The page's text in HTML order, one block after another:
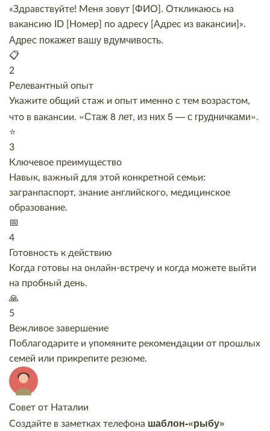
«Здравствуйте! Меня зовут [ФИО]. Откликаюсь на
вакансию ID [Номер] по адресу [Адрес из вакансии]».
Адрес покажет вашу вдумчивость.
📋
2
Релевантный опыт
Укажите общий стаж и опыт именно с тем возрастом,
что в вакансии. «Стаж 8 лет, из них 5 — с грудничками».
⭐
3
Ключевое преимущество
Навык, важный для этой конкретной семьи:
загранпаспорт, знание английского, медицинское
образование.
📅
4
Готовность к действию
Когда готовы на онлайн-встречу и когда можете выйти
на пробный день.
🙏
5
Вежливое завершение
Поблагодарите и упомяните рекомендации от прошлых
семей или прикрепите резюме.
Совет от Наталии
Создайте в заметках телефона шаблон-«рыбу»